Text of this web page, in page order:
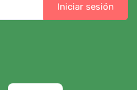
Iniciar sesión